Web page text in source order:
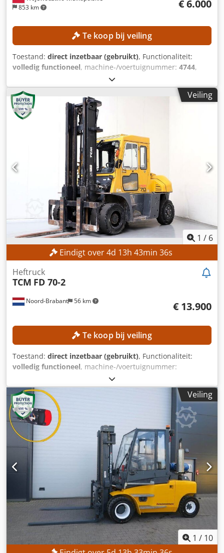
853 km
€ 6.000
Te koop bij veiling
Toestand: direct inzetbaar (gebruikt), Functionaliteit:
volledig functioneel, machine-/voertuignummer: 4744,
, bedrijfsturen:
5.000 kg, hefhoogte:4.530 mm, brandstoftype:diesel,
masttype:
, bouwhoogte:
, Geen
minimumprijs – gegarandeerde verkoop tegen het hoogste
bod! Djdpfxezrgaxe Al Dsck TECHNISCHE GEGEVENS
Draagvermogen: 5.000 kg Hefhoogte: 4.530 mm
MACHINEGEGEVENS Brandstoftype: Diesel Masttype:
Simplex ISO-klasse: 3 (2.500–4.999 kg) Bouwhoogte: 3.100
mm UITRUSTING Volledige cabine Externe referentie:
SLO036
Veiling
1 / 6
Eindigt over4d 13h 43min 33s
Noord-Brabant 56 km
Heftruck
TCM FD 70-2
€ 13.900
Te koop bij veiling
Toestand: direct inzetbaar (gebruikt), Functionaliteit:
volledig functioneel, machine-/voertuignummer:
, bedrijfsturen:
draagvermogen:7.000 kg, hefhoogte:4.450 mm,
bouwhoogte:
leeggewicht:10.410 kg
, TECHNISCHE SPECIFICATIES
Draagvermogen: 7.000 kg Hefhoogte: 4.450 mm
Bouwhoogte: 3.300 mm Vorke lengte: 1.200 mm MACHINE-
DETAILS Masttype: Standaard Afmetingen en gewicht
Afmetingen (L x B x H): 3.550 x 1.980 x 3.300 mm Eigen
gewicht: 10.410 kg Versnellingsbak: Automatisch
Voorbanden: Superelastisch Achterbanden: Superelastisch
Bedrijfsuren: 8.506 uur Dcedpfjzmwmlox Al Dok
UITRUSTING 3e ventiel 4e ventiel Volledige cabine
Cabineverwarming Voorbereiding voor leidingen
Veiling
1 / 10